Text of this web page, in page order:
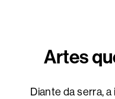
Artes
Diante da serra,